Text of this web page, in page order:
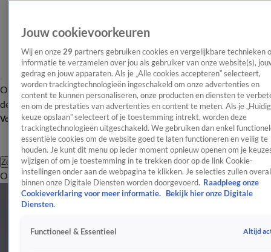
OverzichtAfleveringen Entertainment TV Algemeen
Tip
de redactieNieuwsbrief
Volg Shownieuws
Zoeken
OverzichtEntertainmentSpraakmakendRealityCrimeVideo's
Jouw cookievoorkeuren
Wij en onze 29 partners gebruiken cookies en vergelijkbare technieken
informatie te verzamelen over jou als gebruiker van onze website(s),
gedrag en jouw apparaten. Als je „Alle cookies accepteren” selecteert,
worden trackingtechnologieën ingeschakeld om onze advertenties en
content te kunnen personaliseren, onze producten en diensten te
en om de prestaties van advertenties en content te meten. Als je
keuze opslaan” selecteert of je toestemming intrekt, worden deze
trackingtechnologieën uitgeschakeld. We gebruiken dan enkel
essentiële cookies om de website goed te laten functioneren en veilig te
houden. Je kunt dit menu op ieder moment opnieuw openen om je
wijzigen of om je toestemming in te trekken door op de link Cookie-
instellingen onder aan de webpagina te klikken. Je selecties zullen overal
binnen onze Digitale Diensten worden doorgevoerd. Raadpleeg onze
Cookieverklaring voor meer informatie.
Bekijk hier onze Digitale
Diensten.
Functioneel & Essentieel Altijd